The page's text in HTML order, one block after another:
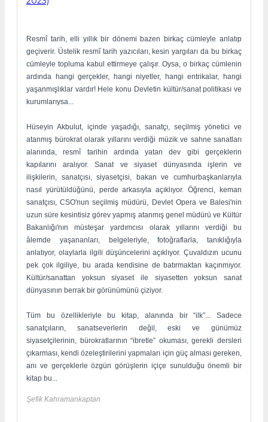
Resmî tarih, elli yıllık bir dönemi bazen birkaç cümleyle anlatıp
geçiverir. Üstelik resmî tarih yazıcıları, kesin yargıları da bu birkaç
cümleyle topluma kabul ettirmeye çalışır. Oysa, o birkaç cümlenin
ardında hangi gerçekler, hangi niyetler, hangi entrikalar, hangi
yaşanmışlıklar vardır! Hele konu Devletin kültür/sanat politikası ve
kurumlarıysa...
Hüseyin Akbulut, içinde yaşadığı, sanatçı, seçilmiş yönetici ve
atanmış bürokrat olarak yıllarını verdiği müzik ve sahne sanatları
alanında, resmî tarihin ardında yatan dev gibi gerçeklerin
kapılarını aralıyor. Sanat ve siyaset dünyasında işlerin ve
ilişkilerin, sanatçısı, siyasetçisi, bakan ve cumhurbaşkanlarıyla
nasıl yürütüldüğünü, perde arkasıyla açıklıyor. Öğrenci, keman
sanatçısı, CSO'nun seçilmiş müdürü, Devlet Opera ve Balesi'nin
uzun süre kesintisiz görev yapmış atanmış genel müdürü ve Kültür
Bakanlığı'nın müsteşar yardımcısı olarak yıllarını verdiği bu
âlemde yaşananları, belgeleriyle, fotoğraflarla, tanıklığıyla
anlatıyor, olaylarla ilgili düşüncelerini açıklıyor. Çuvaldızın ucunu
pek çok ilgiliye, bu arada kendisine de batırmaktan kaçınmıyor.
Kültür/sanattan yoksun siyaset ile siyasetten yoksun sanat
dünyasının berrak bir görünümünü çiziyor.
Tüm bu özellikleriyle bu kitap, alanında bir “ilk”... Sadece
sanatçıların, sanatseverlerin değil, eski ve günümüz
siyasetçilerinin, bürokratlarının “ibretle” okuması, gerekli dersleri
çıkarması, kendi özeleştirilerini yapmaları için güç alması gereken,
anı ve gerçeklerle özgün görüşlerin içiçe sunulduğu önemli bir
kitap bu...
Şefik Kahramankaptan